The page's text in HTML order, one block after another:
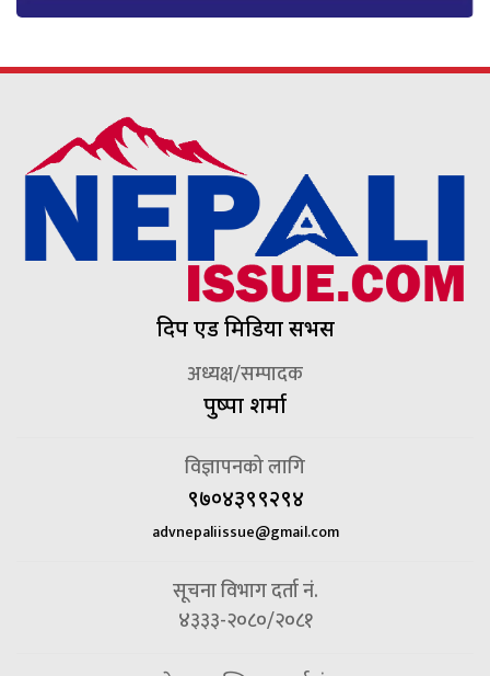
दिप एड मिडिया सर्भिस
अध्यक्ष/सम्पादक
पुष्पा शर्मा
विज्ञापनको लागि
९७०४३९९२९४
advnepaliissue@gmail.com
सूचना विभाग दर्ता नं.
४३३३-२०८०/२०८१